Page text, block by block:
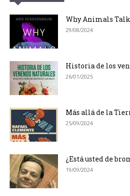
Why Animals Talk
29/08/2024
Historia de los
26/01/2025
Más allá de la
25/09/2024
¿Está usted de
19/09/2024